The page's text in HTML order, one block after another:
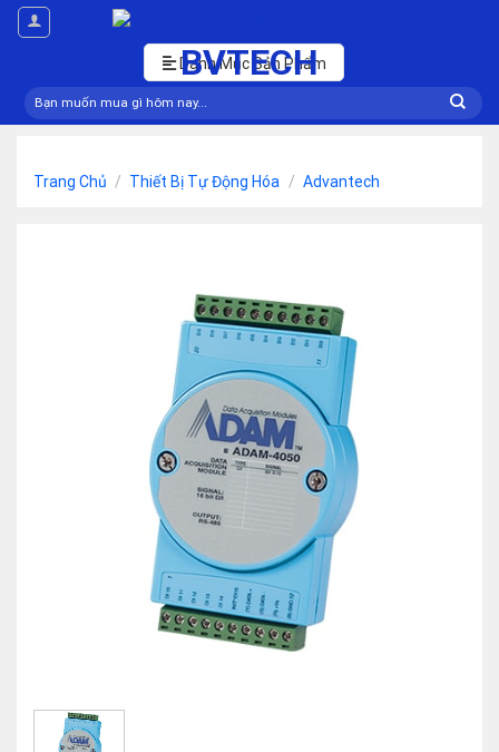
Skip
Danh Mục Sản Phẩm
Tìm
kiếm:
Trang Chủ / Thiết Bị Tự Động Hóa / Advantech